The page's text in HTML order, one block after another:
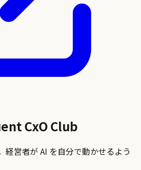
CxO Club
経営者が AI を自分で動かせるよう